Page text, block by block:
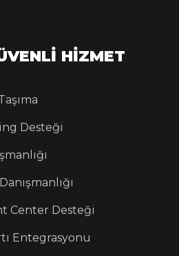
HİZMET
Desteği
Center Desteği
Entegrasyonu